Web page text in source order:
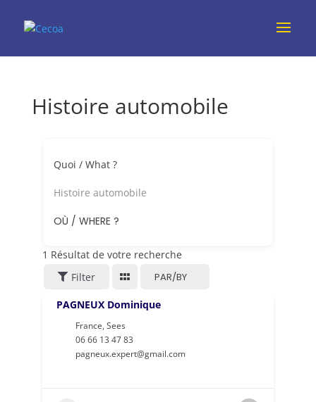
Histoire automobile
Quoi / What ?
Histoire automobile
OÙ / WHERE ?
1 Résultat de votre recherche
Filter
PAR/BY
PAGNEUX Dominique
France, Sees
06 66 13 47 83
pagneux.expert@gmail.com